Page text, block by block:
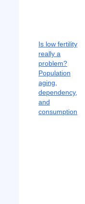
Is low fertility
really a
problem?
Population
aging,
dependency,
and
consumption